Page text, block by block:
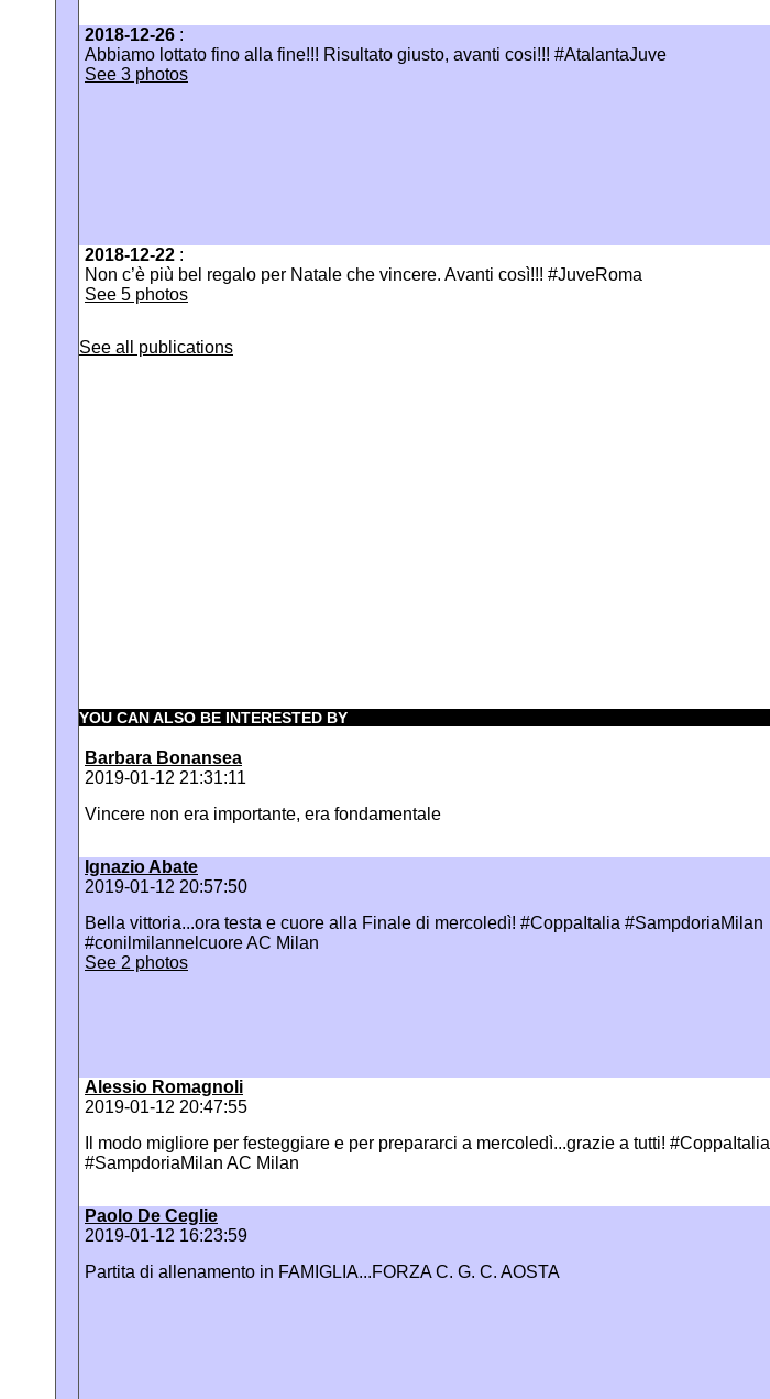
2018-12-26 :
Abbiamo lottato fino alla fine!!! Risultato giusto, avanti cosi!!! #AtalantaJuve
See 3 photos
2018-12-22 :
Non c’è più bel regalo per Natale che vincere. Avanti così!!! #JuveRoma
See 5 photos
See all publications
YOU CAN ALSO BE INTERESTED BY
Barbara Bonansea
2019-01-12 21:31:11
Vincere non era importante, era fondamentale
Ignazio Abate
2019-01-12 20:57:50
Bella vittoria...ora testa e cuore alla Finale di mercoledì! #CoppaItalia #SampdoriaMilan
#conilmilannelcuore AC Milan
See 2 photos
Alessio Romagnoli
2019-01-12 20:47:55
Il modo migliore per festeggiare e per prepararci a mercoledì...grazie a tutti! #CoppaItalia
#SampdoriaMilan AC Milan
Paolo De Ceglie
2019-01-12 16:23:59
Partita di allenamento in FAMIGLIA...FORZA C. G. C. AOSTA